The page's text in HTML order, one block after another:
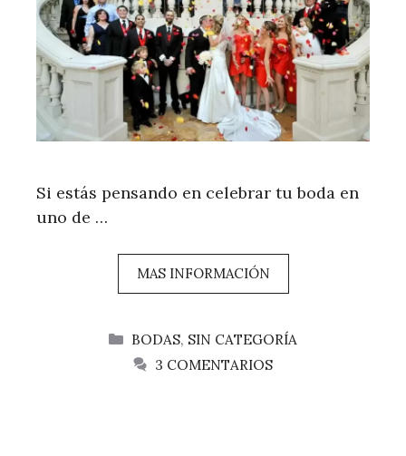
Si estás pensando en celebrar tu boda en
uno de …
MAS INFORMACIÓN
CATEGORÍAS
BODAS, SIN CATEGORÍA
3 COMENTARIOS